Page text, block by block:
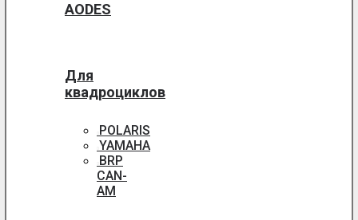
AODES
Для
квадроциклов
POLARIS
YAMAHA
BRP
CAN-
AM